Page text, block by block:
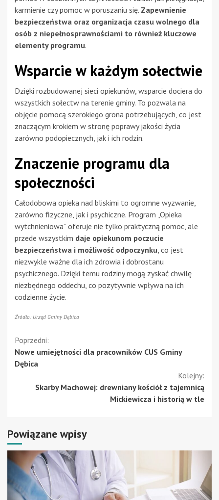
karmienie czy pomoc w poruszaniu się. Zapewnienie
bezpieczeństwa oraz organizacja czasu wolnego dla
osób z niepełnosprawnościami to również kluczowe
elementy programu.
Wsparcie w każdym sołectwie
Dzięki rozbudowanej sieci opiekunów, wsparcie dociera do
wszystkich sołectw na terenie gminy. To pozwala na
objęcie pomocą szerokiego grona potrzebujących, co jest
znaczącym krokiem w stronę poprawy jakości życia
zarówno podopiecznych, jak i ich rodzin.
Znaczenie programu dla
społeczności
Całodobowa opieka nad bliskimi to ogromne wyzwanie,
zarówno fizyczne, jak i psychiczne. Program „Opieka
wytchnieniowa” oferuje nie tylko praktyczną pomoc, ale
przede wszystkim daje opiekunom poczucie
bezpieczeństwa i możliwość odpoczynku, co jest
niezwykle ważne dla ich zdrowia i dobrostanu
psychicznego. Dzięki temu rodziny mogą zyskać chwilę
niezbędnego oddechu, co pozytywnie wpływa na ich
codzienne życie.
Źródło: Urząd Gminy Dębica
Kontynuuj
czytanie
Poprzedni:
Nowe umiejętności dla pracowników CUS Gminy
Dębica
Kolejny:
Skarby Machowej: drewniany kościół z tajemnicą
Mickiewicza i historią w tle
Powiązane wpisy